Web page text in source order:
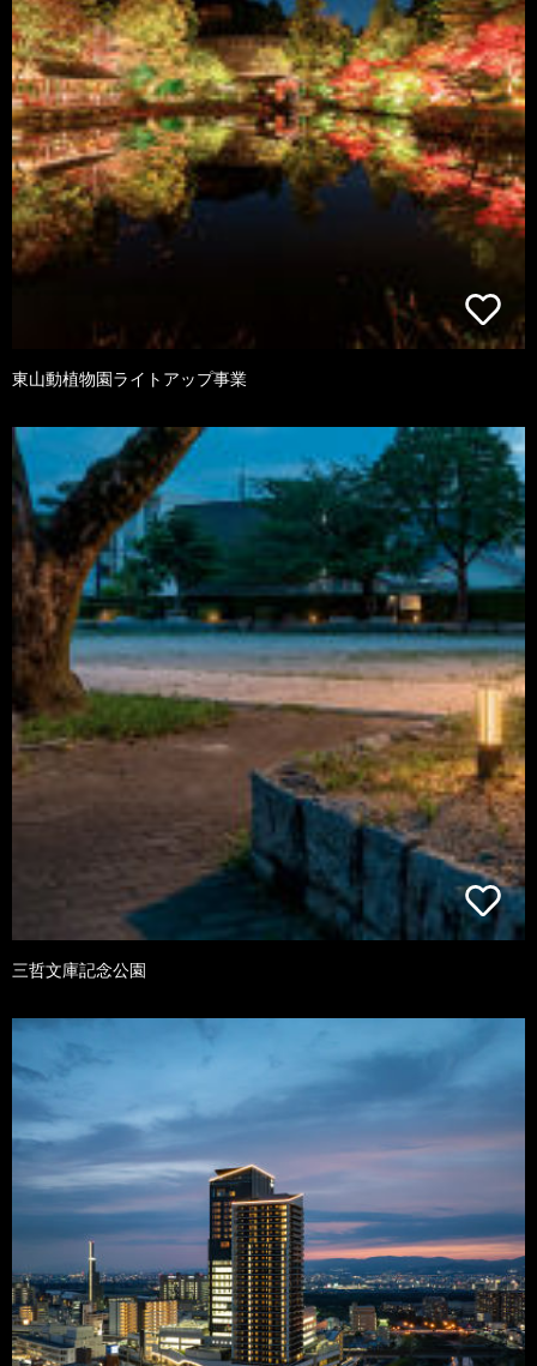
東山動植物園ライトアップ事業
三哲文庫記念公園